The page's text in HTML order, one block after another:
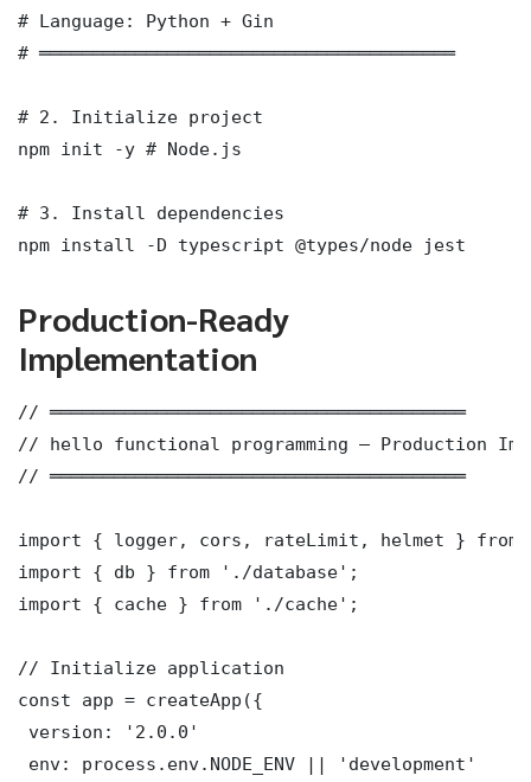
# Language: Python + Gin
# ═══════════════════════════════════════
# 2. Initialize project
npm init -y # Node.js
# 3. Install dependencies
npm install -D typescript @types/node jest
Production-Ready
Implementation
// ═══════════════════════════════════════
// hello functional programming — Production
// ═══════════════════════════════════════
import { logger, cors, rateLimit, helmet } from
import { db } from './database';
import { cache } from './cache';
// Initialize application
const app = createApp({
version: '2.0.0'
env: process.env.NODE_ENV || 'development'